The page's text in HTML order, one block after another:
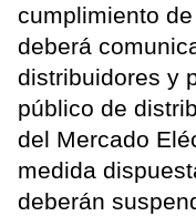
cumplimiento
deberá
distribuidores y
público de
del Mercado
medida
deberán